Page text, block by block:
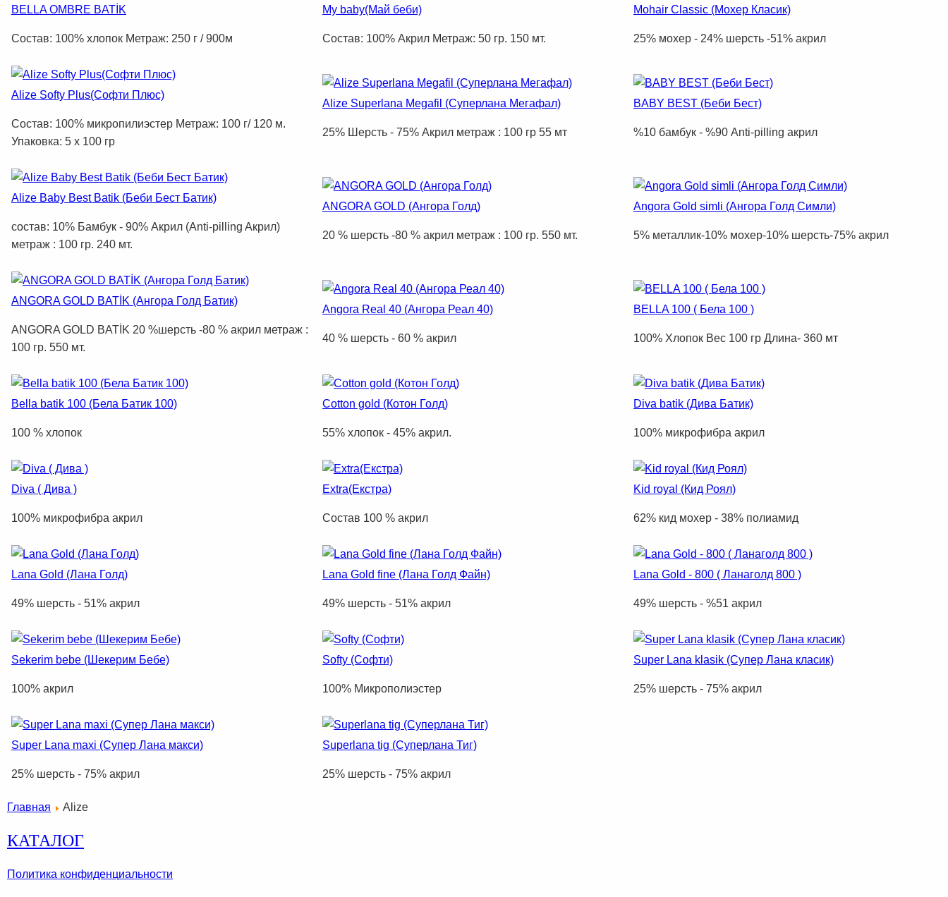
BELLA OMBRE BATİK
Состав: 100% хлопок Метраж: 250 г / 900м
My baby(Май беби)
Состав: 100% Акрил Метраж: 50 гр. 150 мт.
Mohair Classic (Мохер Класик)
25% мохер - 24% шерсть -51% акрил
Alize Softy Plus(Софти Плюс)
Состав: 100% микропилиэстер Метраж: 100 г/ 120 м.
Упаковка: 5 х 100 гр
Alize Superlana Megafil (Суперлана Мегафал)
25% Шерсть - 75% Акрил метраж : 100 гр 55 мт
BABY BEST (Беби Бест)
%10 бамбук - %90 Anti-pilling акрил
Alize Baby Best Batik (Беби Бест Батик)
состав: 10% Бамбук - 90% Aкрил (Anti-pilling Aкрил)
метраж : 100 гр. 240 мт.
ANGORA GOLD (Ангора Голд)
20 % шерсть -80 % акрил метраж : 100 гр. 550 мт.
Angora Gold simli (Ангора Голд Симли)
5% металлик-10% мохер-10% шерсть-75% акрил
ANGORA GOLD BATİK (Ангора Голд Батик)
ANGORA GOLD BATİK 20 %шерсть -80 % акрил метраж :
100 гр. 550 мт.
Angora Real 40 (Ангора Реал 40)
40 % шерсть - 60 % акрил
BELLA 100 ( Бела 100 )
100% Xлопок Вес 100 гр Длина- 360 мт
Bella batik 100 (Бела Батик 100)
100 % хлопок
Cotton gold (Котон Голд)
55% хлопок - 45% акрил.
Diva batik (Дива Батик)
100% микрофибра акрил
Diva ( Дива )
100% микрофибра акрил
Extra(Екстра)
Состав 100 % акрил
Kid royal (Кид Роял)
62% кид мохер - 38% полиамид
Lana Gold (Лана Голд)
49% шерсть - 51% акрил
Lana Gold fine (Лана Голд Файн)
49% шерсть - 51% акрил
Lana Gold - 800 ( Ланаголд 800 )
49% шерсть - %51 акрил
Sekerim bebe (Шекерим Бебе)
100% акрил
Softy (Софти)
100% Микрополиэстер
Super Lana klasik (Супер Лана класик)
25% шерсть - 75% акрил
Super Lana maxi (Супер Лана макси)
25% шерсть - 75% акрил
Superlana tig (Суперлана Тиг)
25% шерсть - 75% акрил
Главная Alize
КАТАЛОГ
Политика конфиденциальности